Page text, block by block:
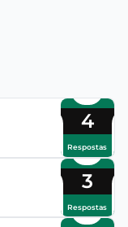
4
Respostas
3
Respostas